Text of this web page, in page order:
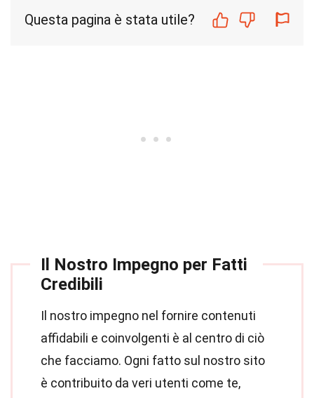
Questa pagina è stata utile?
Il Nostro Impegno per Fatti
Credibili
Il nostro impegno nel fornire contenuti
affidabili e coinvolgenti è al centro di ciò
che facciamo. Ogni fatto sul nostro sito
è contribuito da veri utenti come te,